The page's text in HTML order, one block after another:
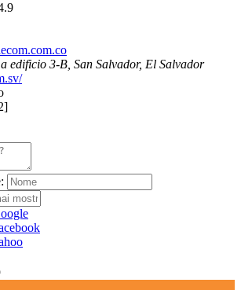
edificio 3-B, San Salvador, El Salvador
]